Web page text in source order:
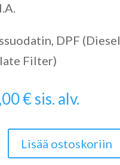
DPF (Diesel
Filter)
€sis. alv.
Lisää ostoskoriin